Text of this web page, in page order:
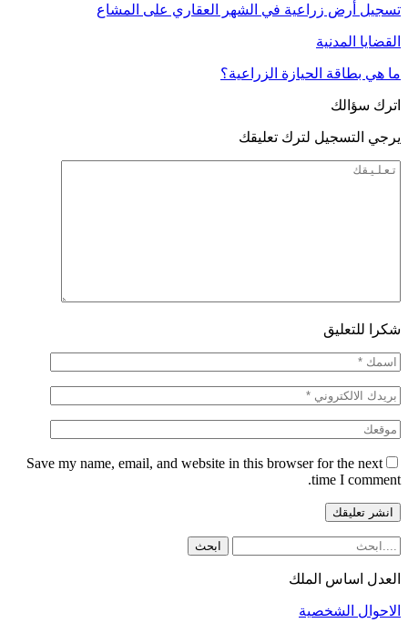
تسجيل أرض زراعية في الشهر العقاري على المشاع
القضايا المدنية
ما هي بطاقة الحيازة الزراعية؟
اترك سؤالك
يرجي التسجيل لترك تعليقك
شكرا للتعليق
Save my name, email, and website in this browser for the next
time I comment.
العدل اساس الملك
الاحوال الشخصية